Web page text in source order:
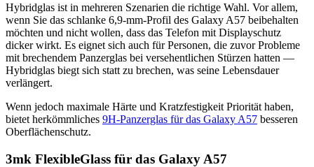
Hybridglas ist in mehreren Szenarien die richtige Wahl. Vor allem,
wenn Sie das schlanke 6,9-mm-Profil des Galaxy A57 beibehalten
möchten und nicht wollen, dass das Telefon mit Displayschutz
dicker wirkt. Es eignet sich auch für Personen, die zuvor Probleme
mit brechendem Panzerglas bei versehentlichen Stürzen hatten —
Hybridglas biegt sich statt zu brechen, was seine Lebensdauer
verlängert.
Wenn jedoch maximale Härte und Kratzfestigkeit Priorität haben,
bietet herkömmliches 9H-Panzerglas für das Galaxy A57 besseren
Oberflächenschutz.
3mk FlexibleGlass für das Galaxy A57